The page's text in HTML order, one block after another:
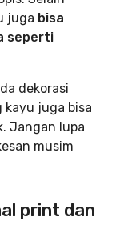
juga bisa
seperti
dekorasi
juga bisa
Jangan lupa
musim
print dan